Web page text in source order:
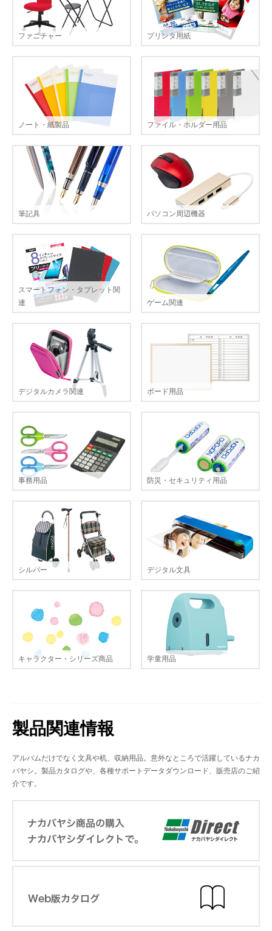
ファニチャー プリンタ用紙
ノート・紙製品 ファイル・ホルダー用品
筆記具 パソコン周辺機器
スマートフォン・タブレット関
連
ゲーム関連
デジタルカメラ関連 ボード用品
事務用品 防災・セキュリティ用品
シルバー デジタル文具
キャラクター・シリーズ商品 学童用品
製品関連情報
アルバムだけでなく文具や机、収納用品。意外なところで活躍しているナカ
バヤシ。製品カタログや、各種サポートデータダウンロード、販売店のご紹
介です。